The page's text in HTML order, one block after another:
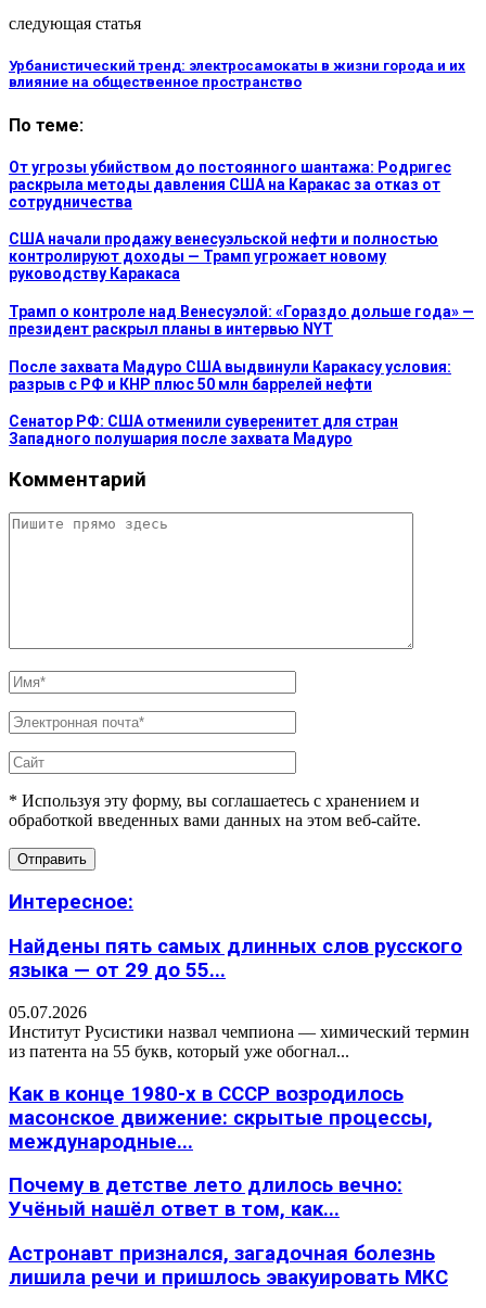
следующая статья
Урбанистический тренд: электросамокаты в жизни города и их
влияние на общественное пространство
По теме:
От угрозы убийством до постоянного шантажа: Родригес
раскрыла методы давления США на Каракас за отказ от
сотрудничества
США начали продажу венесуэльской нефти и полностью
контролируют доходы — Трамп угрожает новому
руководству Каракаса
Трамп о контроле над Венесуэлой: «Гораздо дольше года» —
президент раскрыл планы в интервью NYT
После захвата Мадуро США выдвинули Каракасу условия:
разрыв с РФ и КНР плюс 50 млн баррелей нефти
Сенатор РФ: США отменили суверенитет для стран
Западного полушария после захвата Мадуро
Комментарий
* Используя эту форму, вы соглашаетесь с хранением и
обработкой введенных вами данных на этом веб-сайте.
Интересное:
Найдены пять самых длинных слов русского
языка — от 29 до 55...
05.07.2026
Институт Русистики назвал чемпиона — химический термин
из патента на 55 букв, который уже обогнал...
Как в конце 1980-х в СССР возродилось
масонское движение: скрытые процессы,
международные...
Почему в детстве лето длилось вечно:
Учёный нашёл ответ в том, как...
Астронавт признался, загадочная болезнь
лишила речи и пришлось эвакуировать МКС